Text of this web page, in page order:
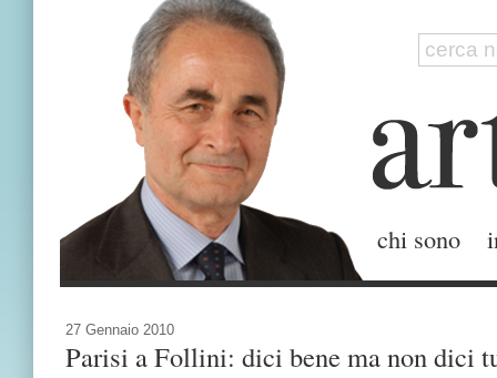
chi sono
27 Gennaio 2010
Parisi a Follini: dici bene ma non dici